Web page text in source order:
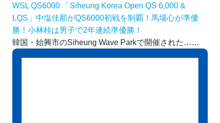
WSL QS6000 「Siheung Korea Open QS 6,000 &
LQS」中塩佳那がQS6000初戦を制覇！馬場心が準優
勝！小林桂は男子で2年連続準優勝！
韓国・始興市のSiheung Wave Parkで開催された……